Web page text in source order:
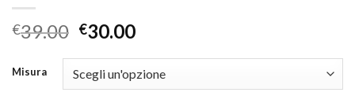
€39.00 €30.00
Misura